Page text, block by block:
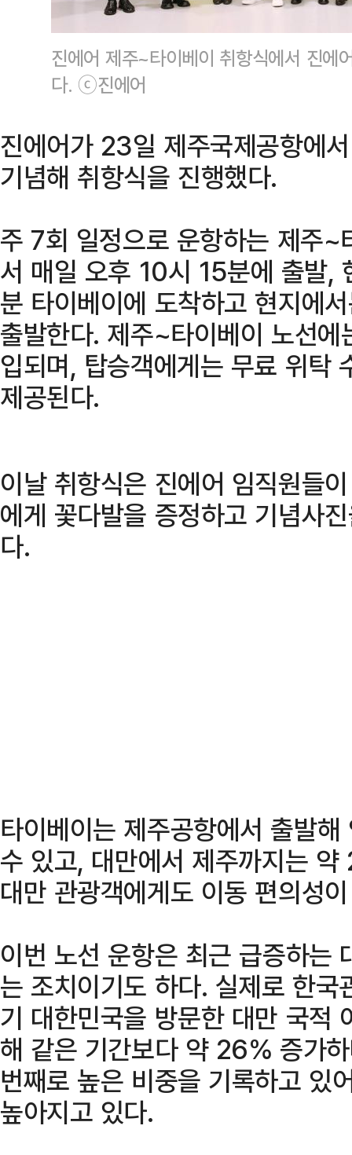
진에어 제주~타이베이 취항식에서 진에
다. ⓒ진에어
진에어가 23일 제주국제공항에
기념해 취항식을 진행했다.
주 7회 일정으로 운항하는 제주~
서 매일 오후 10시 15분에 출발,
분 타이베이에 도착하고 현지에
출발한다. 제주~타이베이 노선
입되며, 탑승객에게는 무료 위탁
제공된다.
이날 취항식은 진에어 임직원들
에게 꽃다발을 증정하고 기념사
다.
타이베이는 제주공항에서 출발
수 있고, 대만에서 제주까지는
대만 관광객에게도 이동 편의성
이번 노선 운항은 최근 급증하는
는 조치이기도 하다. 실제로 한
기 대한민국을 방문한 대만 국적
해 같은 기간보다 약 26% 증가
번째로 높은 비중을 기록하고 있
높아지고 있다.